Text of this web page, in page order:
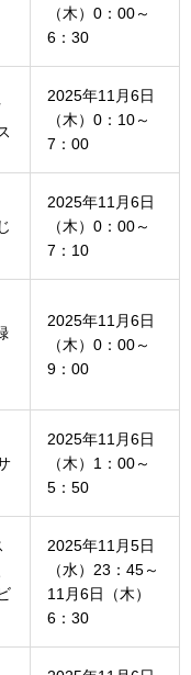
（木）0：00～
6：30
2025年11月6日
（木）0：10～
7：00
2025年11月6日
（木）0：00～
7：10
2025年11月6日
（木）0：00～
9：00
2025年11月6日
（木）1：00～
5：50
2025年11月5日
（水）23：45～
11月6日（木）
6：30